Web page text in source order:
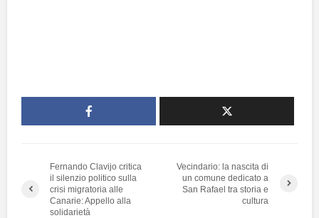
Fernando Clavijo critica
il silenzio politico sulla
crisi migratoria alle
Canarie: Appello alla
solidarietà
Vecindario: la nascita di
un comune dedicato a
San Rafael tra storia e
cultura